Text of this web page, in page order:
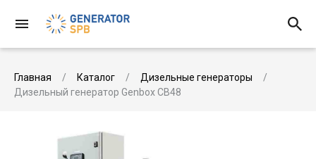
Главная Каталог
Дизельные генераторы
Дизельный генератор Genbox CB48